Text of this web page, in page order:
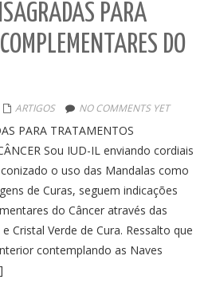
PARA
DO
ARTIGOS NO COMMENTS YET
PARA TRATAMENTOS
Sou IUD-IL enviando cordiais
o uso das Mandalas como
de Curas, seguem indicações
do Câncer através das
Cristal Verde de Cura. Ressalto que
contemplando as Naves